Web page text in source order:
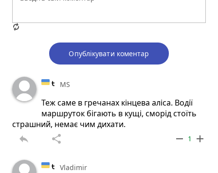
Опублікувати коментар
MS
Теж саме в гречанах кінцева аліса. Водії
маршруток бігають в кущі, сморід стоїть
страшний, немає чим дихати.
reply share remove 1 add
Vladimir